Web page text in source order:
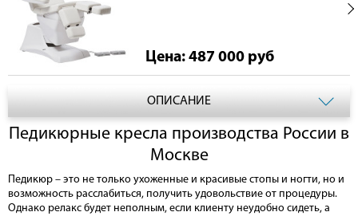
Цена: 487 000 руб
ОПИСАНИЕ
Педикюрные кресла производства России в
Москве
Педикюр – это не только ухоженные и красивые стопы и ногти, но и
возможность расслабиться, получить удовольствие от процедуры.
Однако релакс будет неполным, если клиенту неудобно сидеть, а